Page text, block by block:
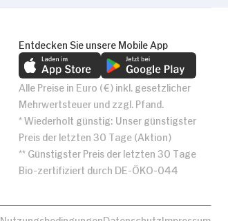
Entdecken Sie unsere Mobile App
Alle Preise in Euro (€) inkl. gesetzlicher
Mehrwertsteuer und zzgl. Pfand.
* Wiederholt günstig: Unser günstigster
Preis der letzten 30 Tage (Aktion)
** Günstigster Preis der letzten 30 Tage
Bio-zertifiziert durch DE-ÖKO-044